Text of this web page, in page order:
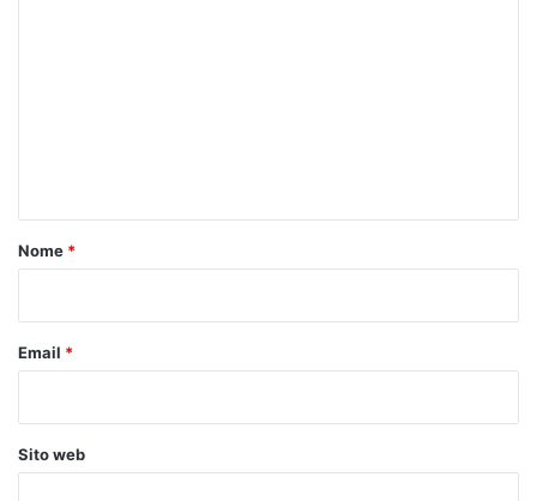
o
Nome *
Email *
Sito web